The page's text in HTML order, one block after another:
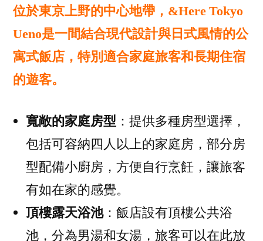
位於東京上野的中心地帶，&Here Tokyo
Ueno是一間結合現代設計與日式風情的公
寓式飯店，特別適合家庭旅客和長期住宿
的遊客。
寬敞的家庭房型 ：提供多種房型選擇，
包括可容納四人以上的家庭房，部分房
型配備小廚房，方便自行烹飪，讓旅客
有如在家的感覺。
頂樓露天浴池：飯店設有頂樓公共浴
池，分為男湯和女湯，旅客可以在此放